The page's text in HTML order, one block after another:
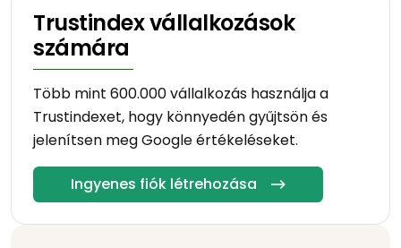
Trustindex vállalkozások
számára
Több mint 600.000 vállalkozás használja a
Trustindexet, hogy könnyedén gyűjtsön és
jelenítsen meg Google értékeléseket.
Ingyenes fiók létrehozása